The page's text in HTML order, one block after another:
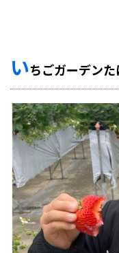
いちごガーデン